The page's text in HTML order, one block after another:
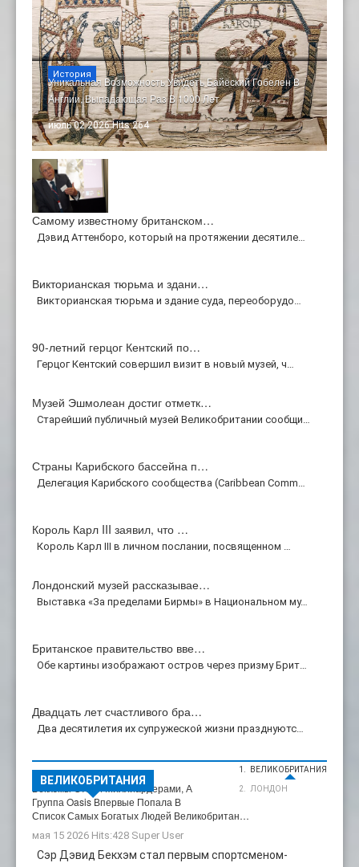
Уникальная Возможность Увидеть Байёский Гобелен В
Англии, Выпадающая Раз В 1000 Лет
июль 02 2026 Hits:264
История
Самому известному британском…
Дэвид Аттенборо, который на протяжении десятиле…
Викторианская тюрьма и здани…
Викторианская тюрьма и здание суда, переоборудо…
90-летний герцог Кентский по…
Герцог Кентский совершил визит в новый музей, ч…
Музей Эшмолеан достиг отметк…
Старейший публичный музей Великобритании сообщи…
Страны Карибского бассейна п…
Делегация Карибского сообщества (Caribbean Comm…
Король Карл III заявил, что …
Король Карл III в личном послании, посвященном …
Лондонский музей рассказывае…
Выставка «За пределами Бирмы» в Национальном му…
Британское правительство вве…
Обе картины изображают остров через призму Брит…
Двадцать лет счастливого бра…
Два десятилетия их супружеской жизни празднуютс…
ВЕЛИКОБРИТАНИЯ
ВЕЛИКОБРИТАНИЯ
ЛОНДОН
Бекхэмы Стали Миллиардерами, А
Группа Oasis Впервые Попала В
Список Самых Богатых Людей Великобритан…
мая 15 2026 Hits:428
Великобритания
Super User
Сэр Дэвид Бекхэм стал первым спортсменом-